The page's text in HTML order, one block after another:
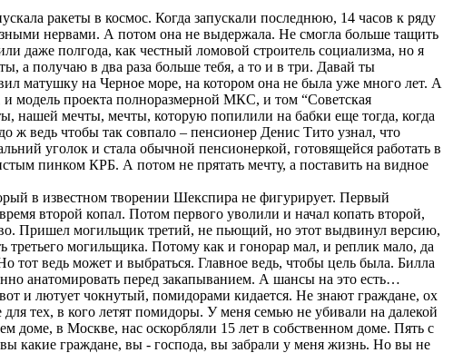
ракеты в космос. Когда запускали последнюю, 14 часов к ряду
нервами. А потом она не выдержала. Не смогла больше тащить
даже полгода, как честный ломовой строитель социализма, но я
а получаю в два раза больше тебя, а то и в три. Давай ты
матушку на Черное море, на котором она не была уже много лет. А
модель проекта полноразмерной МКС, и том “Советская
нашей мечты, мечты, которую попилили на бабки еще тогда, когда
ведь чтобы так совпало – пенсионер Денис Тито узнал, что
уголок и стала обычной пенсионеркой, готовящейся работать в
пинком КРБ. А потом не прятать мечту, а поставить на видное
в известном творении Шекспира не фигурирует. Первый
второй копал. Потом первого уволили и начал копать второй,
Пришел могильщик третий, не пьющий, но этот выдвинул версию,
третьего могильщика. Потому как и гонорар мал, и реплик мало, да
тот ведь может и выбраться. Главное ведь, чтобы цель была. Билла
анатомировать перед закапыванием. А шансы на это есть…
и лютует чокнутый, помидорами кидается. Не знают граждане, ох
тех, в кого летят помидоры. У меня семью не убивали на далекой
доме, в Москве, нас оскорбляли 15 лет в собственном доме. Пять с
какие граждане, вы - господа, вы забрали у меня жизнь. Но вы не